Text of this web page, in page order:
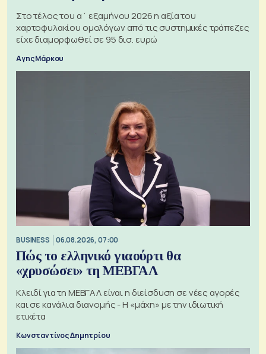
Στο τέλος του α΄ εξαμήνου 2026 η αξία του
χαρτοφυλακίου ομολόγων από τις συστημικές τράπεζες
είχε διαμορφωθεί σε 95 δισ. ευρώ
Αγης Μάρκου
BUSINESS 06.08.2026, 07:00
Πώς το ελληνικό γιαούρτι θα
«χρυσώσει» τη ΜΕΒΓΑΛ
Κλειδί για τη ΜΕΒΓΑΛ είναι η διείσδυση σε νέες αγορές
και σε κανάλια διανομής - Η «μάχη» με την ιδιωτική
ετικέτα
Κωνσταντίνος Δημητρίου